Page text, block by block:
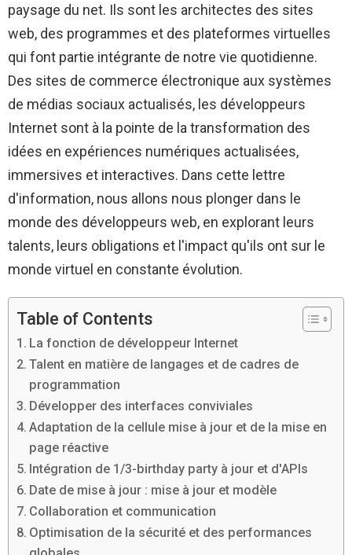
paysage du net. Ils sont les architectes des sites
web, des programmes et des plateformes virtuelles
qui font partie intégrante de notre vie quotidienne.
Des sites de commerce électronique aux systèmes
de médias sociaux actualisés, les développeurs
Internet sont à la pointe de la transformation des
idées en expériences numériques actualisées,
immersives et interactives. Dans cette lettre
d'information, nous allons nous plonger dans le
monde des développeurs web, en explorant leurs
talents, leurs obligations et l'impact qu'ils ont sur le
monde virtuel en constante évolution.
Table of Contents
La fonction de développeur Internet
Talent en matière de langages et de cadres de
programmation
Développer des interfaces conviviales
Adaptation de la cellule mise à jour et de la mise en
page réactive
Intégration de 1/3-birthday party à jour et d'APIs
Date de mise à jour : mise à jour et modèle
Collaboration et communication
Optimisation de la sécurité et des performances